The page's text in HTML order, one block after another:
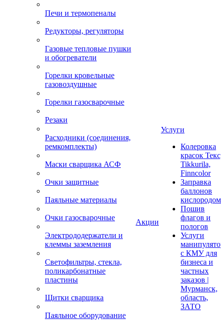
Печи и термопеналы
Редукторы, регуляторы
Газовые тепловые пушки
и обогреватели
Горелки кровельные
газовоздушные
Горелки газосварочные
Резаки
Расходники (соединения,
ремкомплекты)
Маски сварщика АСФ
Очки защитные
Паяльные материалы
Очки газосварочные
Электрододержатели и
клеммы заземления
Светофильтры, стекла,
поликарбонатные
пластины
Щитки сварщика
Паяльное оборудование
Акции
Услуги
Колеровка
красок
Tikkurila,
Finncolor
Заправка
баллонов
кислородом
Пошив
флагов и
пологов
Услуги
с КМУ для
бизнеса и
частных
заказов |
Мурманск,
область,
ЗАТО